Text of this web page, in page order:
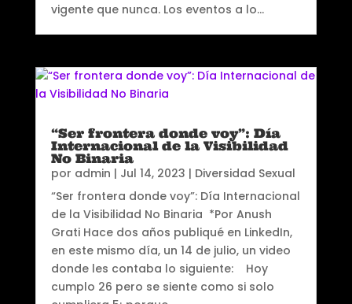
vigente que nunca. Los eventos a lo...
“Ser frontera donde voy”: Día
Internacional de la Visibilidad
No Binaria
por admin | Jul 14, 2023 | Diversidad Sexual
“Ser frontera donde voy”: Día Internacional
de la Visibilidad No Binaria *Por Anush
Grati Hace dos años publiqué en LinkedIn,
en este mismo día, un 14 de julio, un video
donde les contaba lo siguiente: Hoy
cumplo 26 pero se siente como si solo